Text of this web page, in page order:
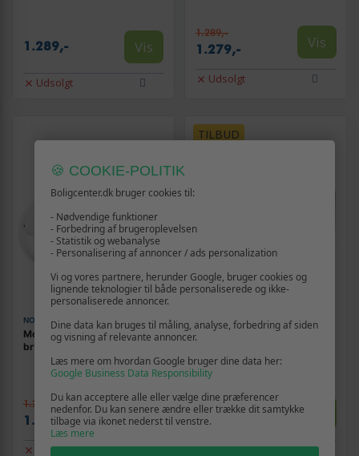
1.289,- Vis
Udsolgt
1.289,-
1.279,- Vis
Udsolgt
NO NAME
Momcozy M5 dobbelt
brystpumpe 160 ml - Purple
1.299,-
1.289,- Vis
Udsolgt
TILBUD
EUFY
eufy E10 bærbar brystpumpe
1.279,-
1.199,-
Udsolgt
🍪 COOKIE-POLITIK
Boligcenter.dk bruger cookies til:
- Nødvendige funktioner
- Forbedring af brugeroplevelsen
- Statistik og webanalyse
- Personalisering af annoncer / ads personalization
Vi og vores partnere, herunder Google, bruger cookies og
lignende teknologier til både personaliserede og ikke-
personaliserede annoncer.
Dine data kan bruges til måling, analyse, forbedring af siden
og visning af relevante annoncer.
Læs mere om hvordan Google bruger dine data her:
Google Business Data Responsibility
Du kan acceptere alle eller vælge dine præferencer
nedenfor. Du kan senere ændre eller trække dit samtykke
tilbage via ikonet nederst til venstre.
Læs mere